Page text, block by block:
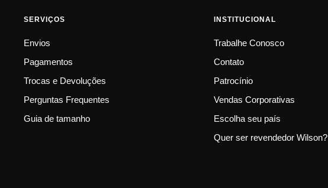
SERVIÇOS
Envios
Pagamentos
Trocas e Devoluções
Perguntas Frequentes
Guia de tamanho
INSTITUCIONAL
Trabalhe Conosco
Contato
Patrocínio
Vendas Corporativas
Escolha seu país
Quer ser revendedor Wilson?